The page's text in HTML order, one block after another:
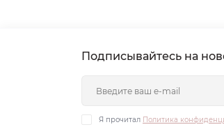
Подписывайтесь на
Я прочитал Политика